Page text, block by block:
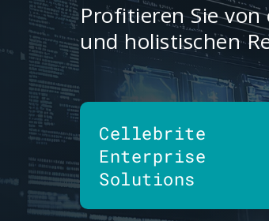
Profitieren Sie
und holistischen
Cellebrite
Enterprise
Solutions